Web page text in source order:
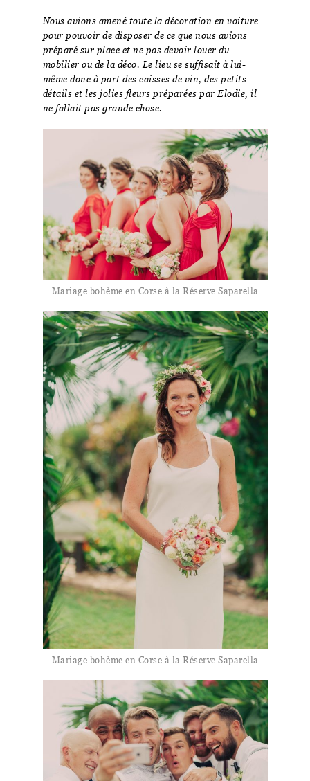
Nous avions amené toute la décoration en voiture
pour pouvoir de disposer de ce que nous avions
préparé sur place et ne pas devoir louer du
mobilier ou de la déco. Le lieu se suffisait à lui-
même donc à part des caisses de vin, des petits
détails et les jolies fleurs préparées par Elodie, il
ne fallait pas grande chose.
Mariage bohème en Corse à la Réserve Saparella
Mariage bohème en Corse à la Réserve Saparella